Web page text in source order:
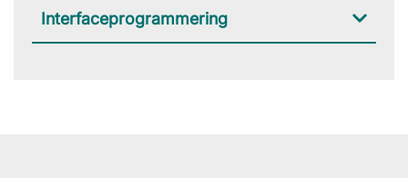
Interfacepro­grammering